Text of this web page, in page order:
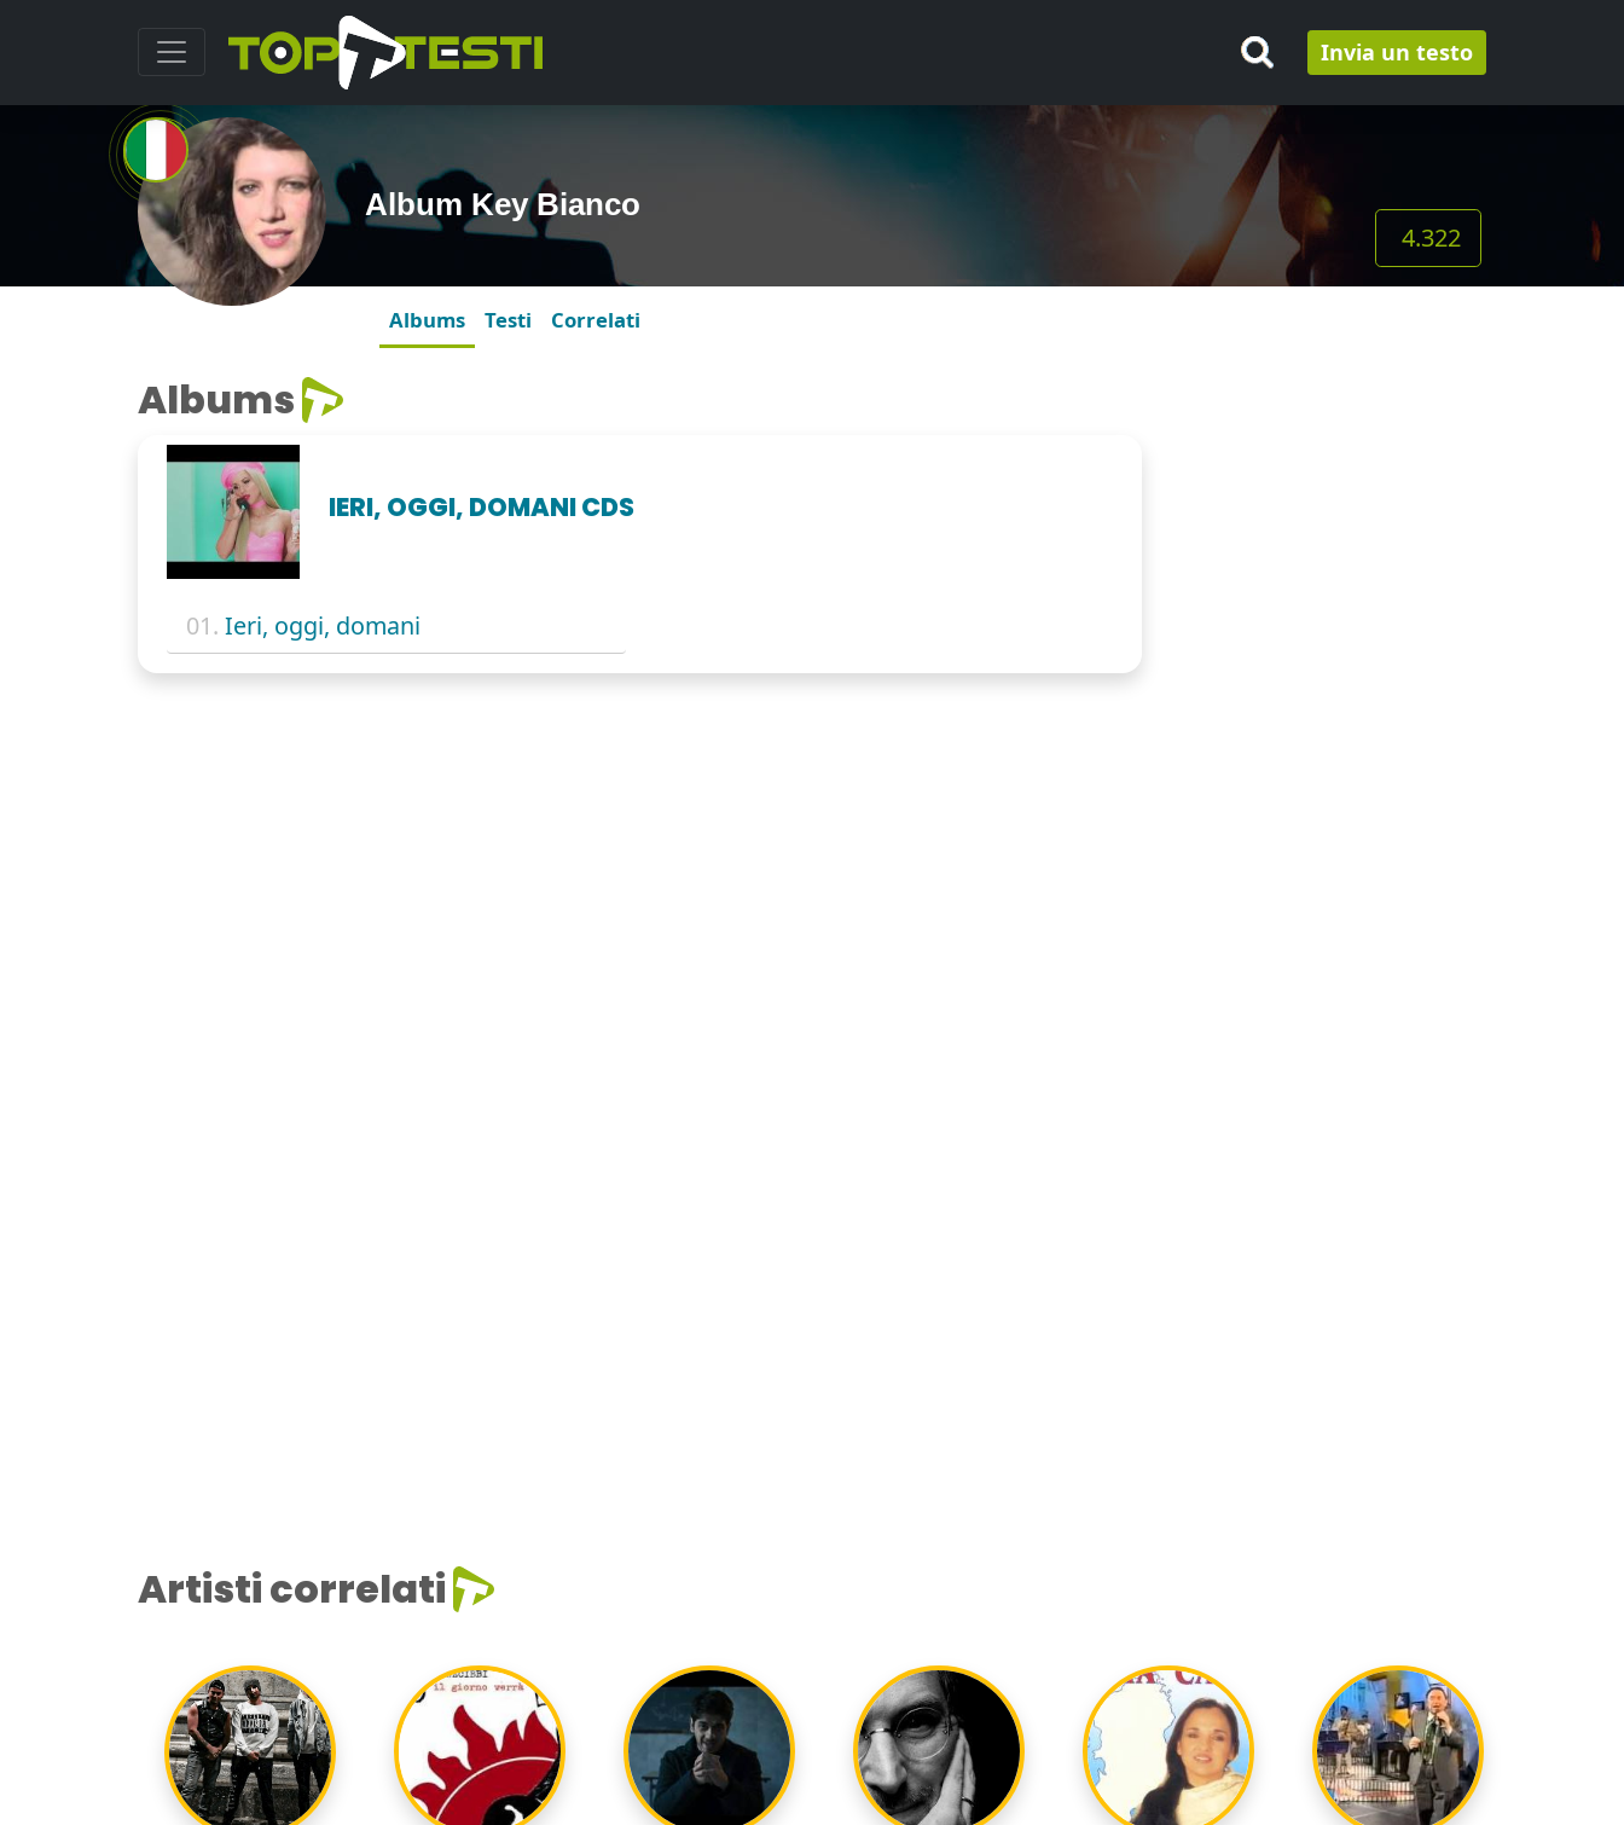
Invia un testo
Album Key Bianco
4.322
Albums Testi Correlati
Albums
IERI, OGGI, DOMANI CDS
01. Ieri, oggi, domani
Artisti correlati